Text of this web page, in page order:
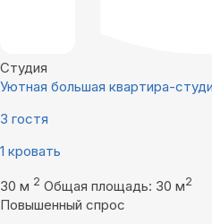
Студия
Уютная большая квартира-
3 гостя
1 кровать
30 м 2 Общая площадь: 30 м2
Повышенный спрос